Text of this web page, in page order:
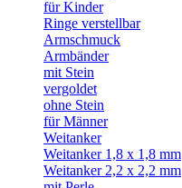
für Kinder
Ringe verstellbar
Armschmuck
Armbänder
mit Stein
vergoldet
ohne Stein
für Männer
Weitanker
Weitanker 1,8 x 1,8 mm
Weitanker 2,2 x 2,2 mm